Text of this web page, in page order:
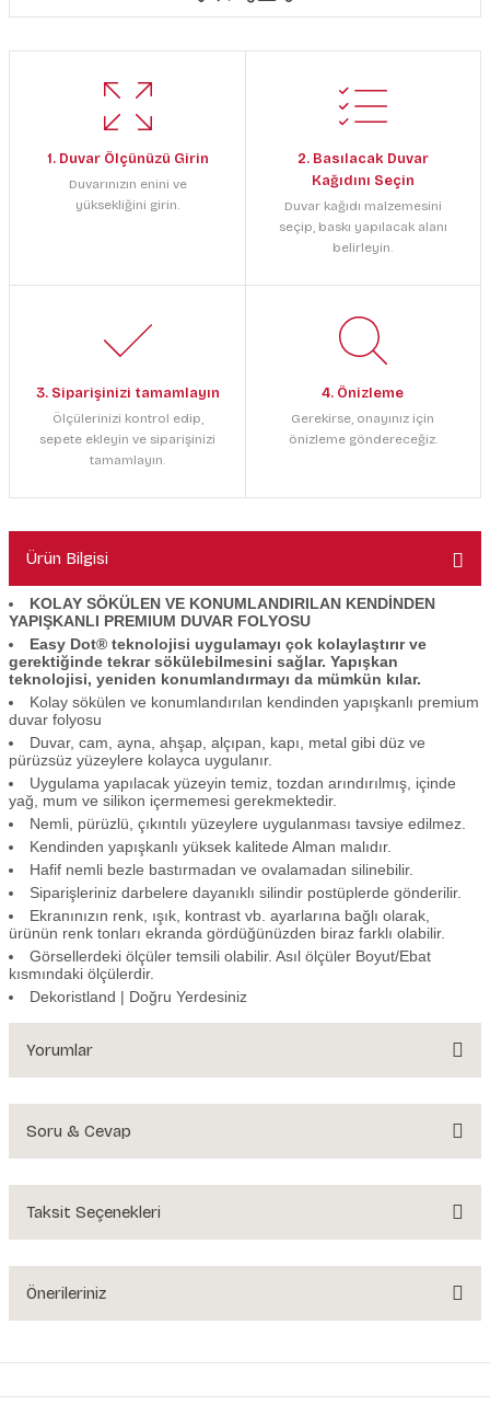
1. Duvar Ölçünüzü Girin
Duvarınızın enini ve
yüksekliğini girin.
2. Basılacak Duvar
Kağıdını Seçin
Duvar kağıdı malzemesini
seçip, baskı yapılacak alanı
belirleyin.
3. Siparişinizi tamamlayın
Ölçülerinizi kontrol edip,
sepete ekleyin ve siparişinizi
tamamlayın.
4. Önizleme
Gerekirse, onayınız için
önizleme göndereceğiz.
Ürün Bilgisi
KOLAY SÖKÜLEN VE KONUMLANDIRILAN KENDİNDEN
YAPIŞKANLI PREMIUM DUVAR FOLYOSU
Easy Dot® teknolojisi uygulamayı çok kolaylaştırır ve
gerektiğinde tekrar sökülebilmesini sağlar. Yapışkan
teknolojisi, yeniden konumlandırmayı da mümkün kılar.
Kolay sökülen ve konumlandırılan kendinden yapışkanlı premium
duvar folyosu
Duvar, cam, ayna, ahşap, alçıpan, kapı, metal gibi düz ve
pürüzsüz yüzeylere kolayca uygulanır.
Uygulama yapılacak yüzeyin temiz, tozdan arındırılmış, içinde
yağ, mum ve silikon içermemesi gerekmektedir.
Nemli, pürüzlü, çıkıntılı yüzeylere uygulanması tavsiye edilmez.
Kendinden yapışkanlı yüksek kalitede Alman malıdır.
Hafif nemli bezle bastırmadan ve ovalamadan silinebilir.
Siparişleriniz darbelere dayanıklı silindir postüplerde gönderilir.
Ekranınızın renk, ışık, kontrast vb. ayarlarına bağlı olarak,
ürünün renk tonları ekranda gördüğünüzden biraz farklı olabilir.
Görsellerdeki ölçüler temsili olabilir. Asıl ölçüler Boyut/Ebat
kısmındaki ölçülerdir.
Dekoristland | Doğru Yerdesiniz
Yorumlar
Soru & Cevap
Ürün hakkında henüz soru sorulmamış.
Taksit Seçenekleri
Önerileriniz
yetersiz gördüğünüz noktaları öneri formunu kullanarak tarafımıza
Görüş ve önerileriniz için teşekkür ederiz.